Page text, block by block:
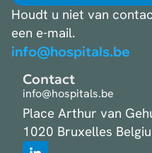
Houdt u niet van
een e-mail.
info@hospitals.be
Contact
info@hospitals.be
Place Arthur van
1020 Bruxelles